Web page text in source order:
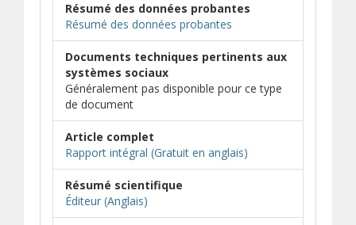
Résumé des données probantes
Résumé des données probantes
Documents techniques pertinents aux
systèmes sociaux
Généralement pas disponible pour ce type
de document
Article complet
Rapport intégral (Gratuit en anglais)
Résumé scientifique
Éditeur (Anglais)